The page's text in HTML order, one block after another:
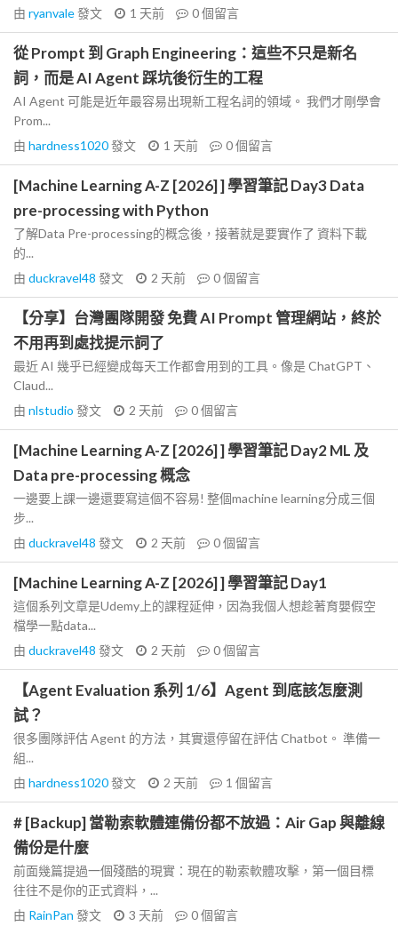
由 ryanvale發文 1 天前 0個留言
從 Prompt 到 Graph Engineering：這些不只是新名
詞，而是 AI Agent 踩坑後衍生的工程
AI Agent 可能是近年最容易出現新工程名詞的領域。 我們才剛學會
Prom...
由 hardness1020發文 1 天前 0個留言
[Machine Learning A-Z [2026] ] 學習筆記 Day3 Data
pre-processing with Python
了解Data Pre-processing的概念後，接著就是要實作了 資料下載
的...
由 duckravel48 發文 2 天前 0個留言
【分享】台灣團隊開發 免費 AI Prompt 管理網站，終於
不用再到處找提示詞了
最近 AI 幾乎已經變成每天工作都會用到的工具。像是 ChatGPT、
Claud...
由 nlstudio 發文 2 天前 0個留言
[Machine Learning A-Z [2026] ] 學習筆記 Day2 ML 及
Data pre-processing 概念
一邊要上課一邊還要寫這個不容易! 整個machine learning分成三個
步...
由 duckravel48 發文 2 天前 0個留言
[Machine Learning A-Z [2026] ] 學習筆記 Day1
這個系列文章是Udemy上的課程延伸，因為我個人想趁著育嬰假空
檔學一點data...
由 duckravel48 發文 2 天前 0個留言
【Agent Evaluation 系列 1/6】Agent 到底該怎麼測
試？
很多團隊評估 Agent 的方法，其實還停留在評估 Chatbot。 準備一
組...
由 hardness1020發文 2 天前 1 個留言
# [Backup] 當勒索軟體連備份都不放過：Air Gap 與離線
備份是什麼
前面幾篇提過一個殘酷的現實：現在的勒索軟體攻擊，第一個目標
往往不是你的正式資料，...
由 RainPan 發文 3 天前 0個留言